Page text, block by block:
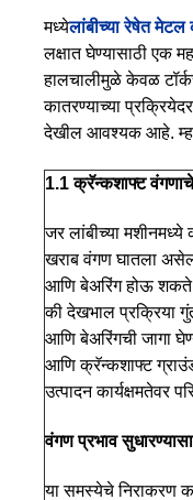
मध्येलांबीच्या रेषेत
लक्षात घेण्यासाठी एक
हालचालीमुळे केवळ
कातरण्याच्या
देखील आवश्यक आहे.
1.1 क्रॅन्कशाफ्ट वंगणाचे
जर लांबीच्या
खराब वंगण घातला
आणि बेअरिंग होऊ शकते.
की देखभाल प्रक्रिया
आणि बेअरिंगची जागा
आणि क्रॅन्कशाफ्ट
उत्पादन कार्यक्षमतेवर
वंगण प्रभाव
या समस्येचे निराकरण